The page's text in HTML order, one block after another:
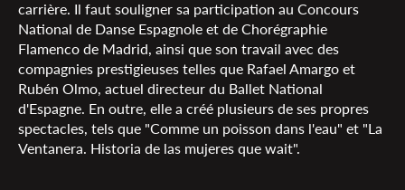
carrière. Il faut souligner sa participation au Concours
National de Danse Espagnole et de Chorégraphie
Flamenco de Madrid, ainsi que son travail avec des
compagnies prestigieuses telles que Rafael Amargo et
Rubén Olmo, actuel directeur du Ballet National
d'Espagne. En outre, elle a créé plusieurs de ses propres
spectacles, tels que "Comme un poisson dans l'eau" et "La
Ventanera. Historia de las mujeres que wait".